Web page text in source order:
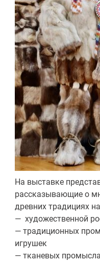
На выставке
рассказывающие о
древних традициях
— художественной
— традиционных
игрушек
— тканевых